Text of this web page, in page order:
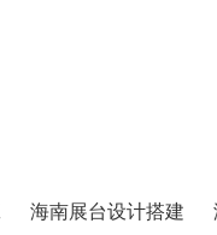
海南展台设计搭建